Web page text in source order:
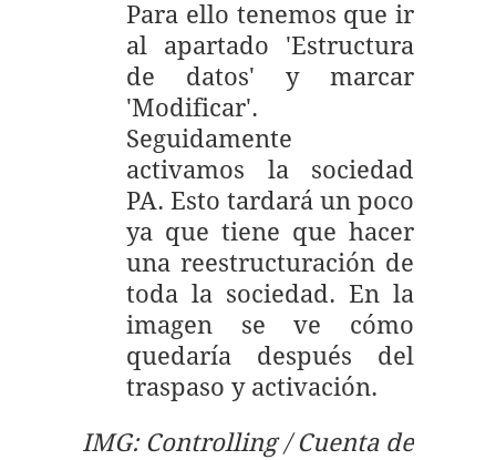
Para ello tenemos que ir
al apartado 'Estructura
de datos' y marcar
'Modificar'.
Seguidamente
activamos la sociedad
PA. Esto tardará un poco
ya que tiene que hacer
una reestructuración de
toda la sociedad. En la
imagen se ve cómo
quedaría después del
traspaso y activación.
IMG: Controlling / Cuenta de